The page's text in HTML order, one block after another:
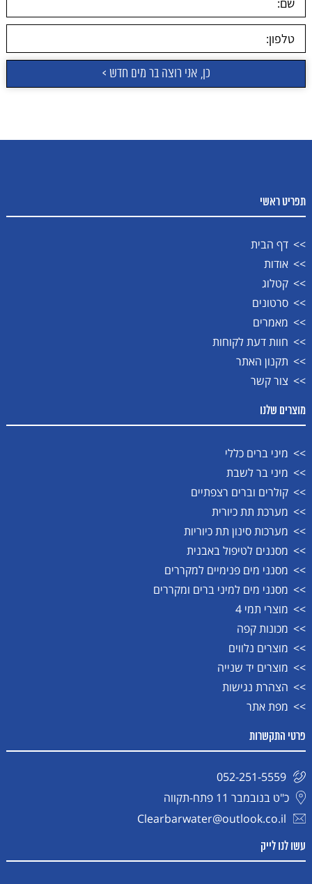
תפריט ראשי
דף הבית
אודות
קטלוג
סרטונים
מאמרים
חוות דעת לקוחות
תקנון האתר
צור קשר
מוצרים שלנו
מיני ברים כללי
מיני בר לשבת
קולרים וברים רצפתיים
מערכת תת כיורית
מערכות סינון תת כיוריות
מסננים לטיפול באבנית
מסנני מים פנימיים למקררים
מסנני מים למיני ברים ומקררים
מוצרי תמי 4
מכונות קפה
מוצרים נלווים
מוצרים יד שנייה
הצהרת נגישות
מפת אתר
פרטי התקשרות
052-251-5559
כ"ט בנובמבר 11 פתח-תקווה
Clearbarwater@outlook.co.il
עשו לנו לייק